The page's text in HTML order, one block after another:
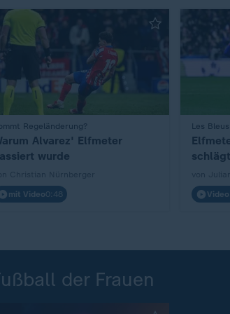
Regeländerung?
Alvarez' Elfmeter
wurde
mit Video0:48
Les
:
Video
der Frauen